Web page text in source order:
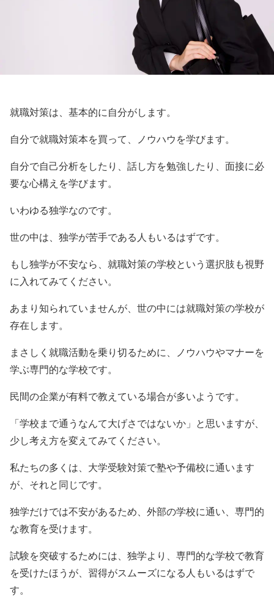
就職対策は、基本的に自分がします。
自分で就職対策本を買って、ノウハウを学びます。
自分で自己分析をしたり、話し方を勉強したり、面接に必
要な心構えを学びます。
いわゆる独学なのです。
世の中は、独学が苦手である人もいるはずです。
もし独学が不安なら、就職対策の学校という選択肢も視野
に入れてみてください。
あまり知られていませんが、世の中には就職対策の学校が
存在します。
まさしく就職活動を乗り切るために、ノウハウやマナーを
学ぶ専門的な学校です。
民間の企業が有料で教えている場合が多いようです。
「学校まで通うなんて大げさではないか」と思いますが、
少し考え方を変えてみてください。
私たちの多くは、大学受験対策で塾や予備校に通います
が、それと同じです。
独学だけでは不安があるため、外部の学校に通い、専門的
な教育を受けます。
試験を突破するためには、独学より、専門的な学校で教育
を受けたほうが、習得がスムーズになる人もいるはずで
す。